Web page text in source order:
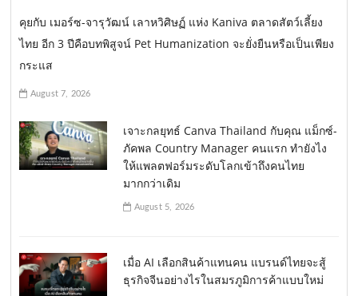
คุยกับ เมอร์ซ-จารุวัฒน์ เลาหวิศิษฏ์ แห่ง Kaniva ตลาดสัตว์เลี้ยง
ไทย อีก 3 ปีคือบทพิสูจน์ Pet Humanization จะยั่งยืนหรือเป็นเพียง
กระแส
August 7, 2026
เจาะกลยุทธ์ Canva Thailand กับคุณ แม็กซ์-
ภัคพล Country Manager คนแรก ทำยังไง
ให้แพลตฟอร์มระดับโลกเข้าถึงคนไทย
มากกว่าเดิม
August 5, 2026
เมื่อ AI เลือกสินค้าแทนคน แบรนด์ไทยจะสู้
ธุรกิจจีนอย่างไรในสมรภูมิการค้าแบบใหม่